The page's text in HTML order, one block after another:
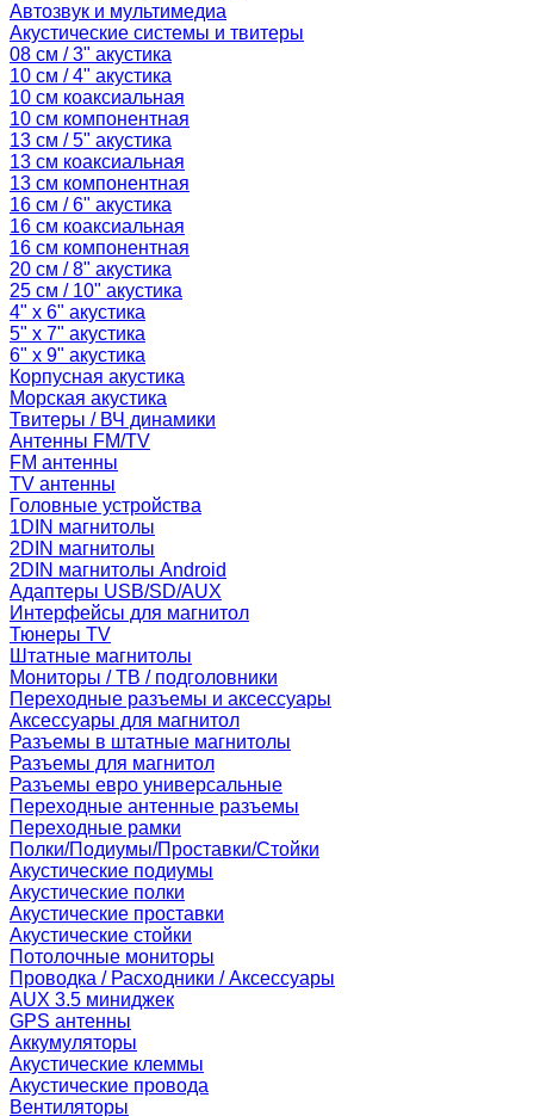
Автозвук и мультимедиа
Акустические системы и твитеры
08 см / 3" акустика
10 см / 4" акустика
10 см коаксиальная
10 см компонентная
13 см / 5" акустика
13 см коаксиальная
13 см компонентная
16 см / 6" акустика
16 см коаксиальная
16 см компонентная
20 см / 8" акустика
25 см / 10" акустика
4" x 6" акустика
5" x 7" акустика
6" x 9" акустика
Корпусная акустика
Морская акустика
Твитеры / ВЧ динамики
Антенны FM/TV
FM антенны
TV антенны
Головные устройства
1DIN магнитолы
2DIN магнитолы
2DIN магнитолы Android
Адаптеры USB/SD/AUX
Интерфейсы для магнитол
Тюнеры TV
Штатные магнитолы
Мониторы / ТВ / подголовники
Переходные разъемы и аксессуары
Аксессуары для магнитол
Разъемы в штатные магнитолы
Разъемы для магнитол
Разъемы евро универсальные
Переходные антенные разъемы
Переходные рамки
Полки/Подиумы/Проставки/Стойки
Акустические подиумы
Акустические полки
Акустические проставки
Акустические стойки
Потолочные мониторы
Проводка / Расходники / Аксессуары
AUX 3.5 миниджек
GPS антенны
Аккумуляторы
Акустические клеммы
Акустические провода
Вентиляторы